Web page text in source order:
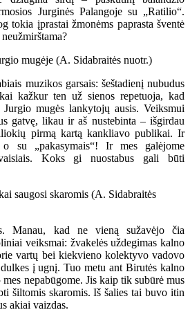
Jurginės Palangoje su „Ratilio“.
tokia įprastai žmonėms paprasta šventė
muzikos garsais: šeštadienį nubudus
kažkur ten už sienos repetuoja, kad
mugės lankytojų ausis. Veiksmui
gatvę, likau ir aš nustebinta – išgirdau
pirmą kartą kankliavo publikai. Ir
su „pakasymais“! Ir mes galėjome
Koks gi nuostabus gali būti
Manau, kad ne vieną sužavėjo čia
veiksmai: žvakelės uždegimas kalno
vartų bei kiekvieno kolektyvo vadovo
į ugnį. Tuo metu ant Birutės kalno
nepabūgome. Jis kaip tik subūrė mus
šiltomis skaromis. Iš šalies tai buvo itin
akiai vaizdas.